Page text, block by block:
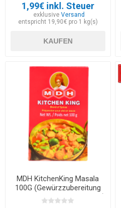
1,99€ inkl. Steuer
exklusiveVersand
entspricht 19,90€ pro 1 kg(s)
KAUFEN
MDH KitchenKing Masala
100G (Gewürzzubereitung
für Gemüse mit Hüttenkäse)